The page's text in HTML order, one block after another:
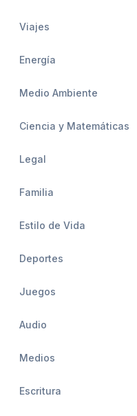
Viajes
Energía
Medio Ambiente
Ciencia y Matemáticas
Legal
Familia
Estilo de Vida
Deportes
Juegos
Audio
Medios
Escritura